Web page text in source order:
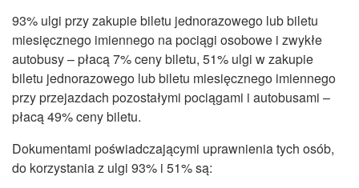
93% ulgi przy zakupie biletu jednorazowego lub biletu
miesięcznego imiennego na pociągi osobowe i zwykłe
autobusy – płacą 7% ceny biletu, 51% ulgi w zakupie
biletu jednorazowego lub biletu miesięcznego imiennego
przy przejazdach pozostałymi pociągami i autobusami –
płacą 49% ceny biletu.
Dokumentami poświadczającymi uprawnienia tych osób,
do korzystania z ulgi 93% i 51% są: